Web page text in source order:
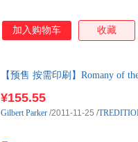
加入购物车 收藏
【预售 按需印刷】Romany of
¥155.55
Gilbert Parker /2011-11-25 /